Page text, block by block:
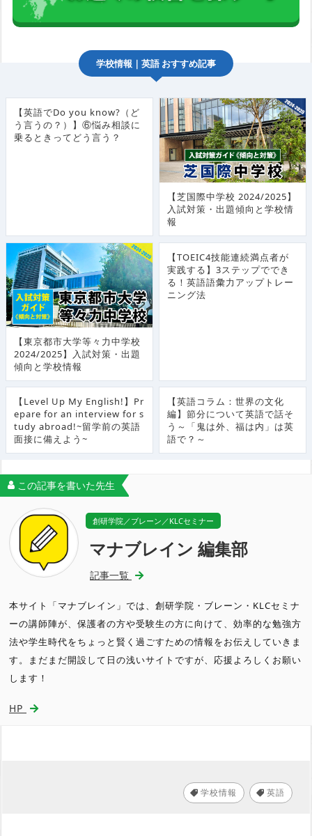
学校情報 ｜ 英語おすすめ記事
【英語でDo you know?（ど
う言うの？）】⑥悩み相談に
乗るときってどう言う？
【芝国際中学校 2024/2025】
入試対策・出題傾向と学校情
報
【東京都市大学等々力中学校
2024/2025】入試対策・出題
傾向と学校情報
【TOEIC4技能連続満点者が
実践する】3ステップででき
る！英語語彙力アップトレー
ニング法
【Level Up My English!】Pr
epare for an interview for s
tudy abroad!~留学前の英語
面接に備えよう~
【英語コラム：世界の文化
編】節分について英語で話そ
う～「鬼は外、福は内」は英
語で？～
この記事を書いた先生
創研学院／ブレーン／KLCセミナー
マナブレイン 編集部
記事一覧
本サイト「マナブレイン」では、創研学院・ブレーン・KLCセミナ
ーの講師陣が、保護者の方や受験生の方に向けて、効率的な勉強方
法や学生時代をちょっと賢く過ごすための情報をお伝えしていきま
す。まだまだ開設して日の浅いサイトですが、応援よろしくお願い
します！
HP
学校情報 英語